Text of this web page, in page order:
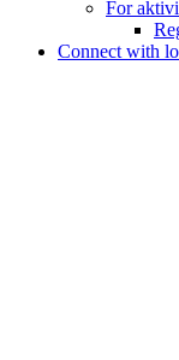
For
Connect with